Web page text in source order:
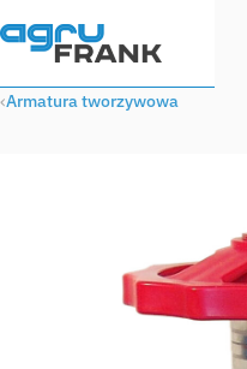
Armatura tworzywowa